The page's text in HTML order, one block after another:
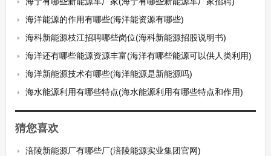
海洋能源的作用有哪些(海洋能资源有哪些)
海科新能源枝江招聘哪些岗位(海科新能源招股说明书)
海洋还有哪些能源资源丰富(海洋有哪些能源可以供人类利用)
海洋新能源技术有哪些(海洋能源是新能源吗)
海水能源利用有哪些特点(海水能源利用有哪些特点和作用)
猜您喜欢
涪陵新能源厂有哪些厂(涪陵能源实业集团官网)